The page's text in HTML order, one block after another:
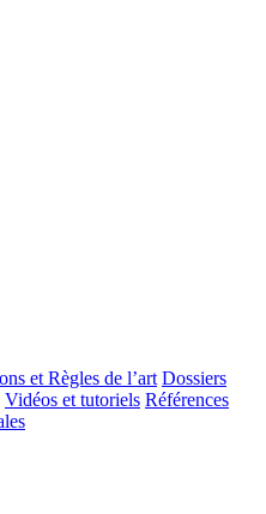
et Règles de l’art Dossiers
Vidéos et tutoriels Références